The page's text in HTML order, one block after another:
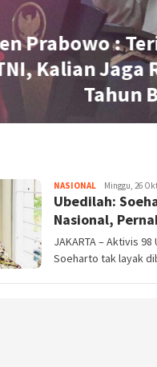
Prabowo :
Kalian Jaga
Tahun
NASIONAL Redaktur
Minggu, 26
Ubedilah:
Nasional,
JAKARTA – Aktivis
Soeharto tak layak